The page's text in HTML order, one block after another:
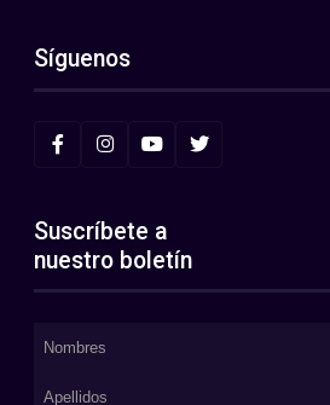
Síguenos
Suscríbete a
nuestro boletín